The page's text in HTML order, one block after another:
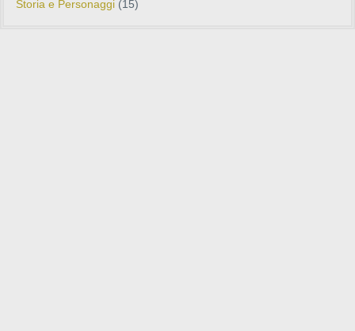
Storia e Personaggi (15)